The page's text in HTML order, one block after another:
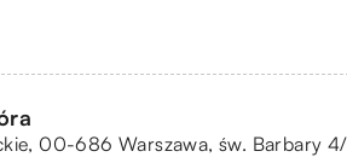
00-686 Warszawa, św. Barbary